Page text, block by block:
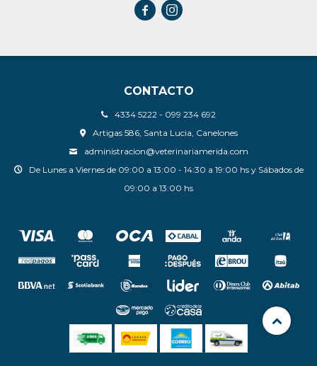
CONTACTO
4334 5222 - 099 234 692
Artigas 586, Santa Lucia, Canelones
administracion@veterinariamerida.com
De Lunes a Viernes de 09:00 a 13:00 - 14:30 a 19:00 hs y Sábados de
09:00 a 13:00 hs
 